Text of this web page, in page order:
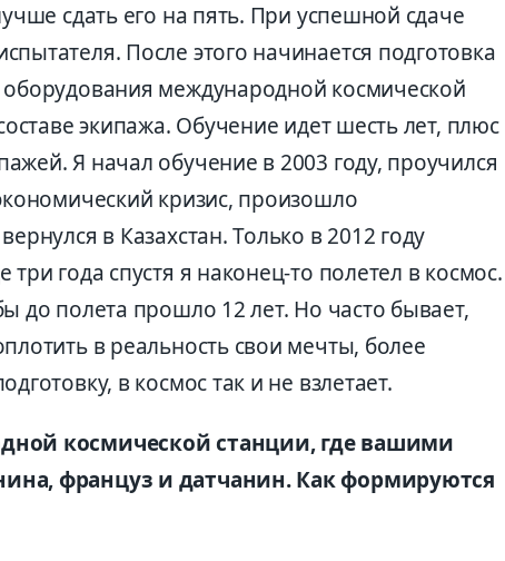
сдать его на пять. При успешной сдаче
После этого начинается подготовка
международной космической
экипажа. Обучение идет шесть лет, плюс
Я начал обучение в 2003 году, проучился
кризис, произошло
в Казахстан. Только в 2012 году
года спустя я наконец-то полетел в космос.
до полета прошло 12 лет. Но часто бывает,
в реальность свои мечты, более
в космос так и не взлетает.
космической станции, где вашими
француз и датчанин. Как формируются